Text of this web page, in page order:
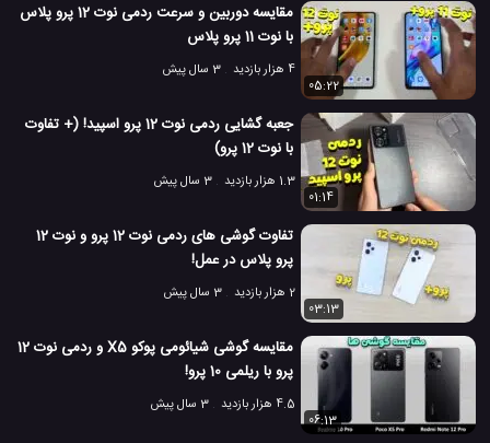
مقایسه دوربین و سرعت ردمی نوت 12 پرو پلاس
با نوت 11 پرو پلاس
4 هزار بازدید
3 سال پیش
05:22
جعبه گشایی ردمی نوت 12 پرو اسپید! (+ تفاوت
با نوت 12 پرو)
1.3 هزار بازدید
3 سال پیش
01:14
تفاوت گوشی های ردمی نوت 12 پرو و نوت 12
پرو پلاس در عمل!
2 هزار بازدید
3 سال پیش
03:13
مقایسه گوشی شیائومی پوکو X5 و ردمی نوت 12
پرو با ریلمی 10 پرو!
4.5 هزار بازدید
3 سال پیش
06:13